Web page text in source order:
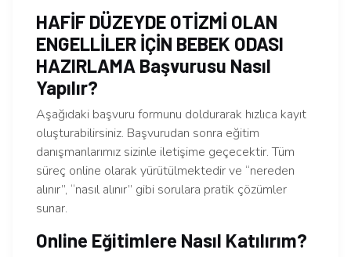
HAFİF DÜZEYDE OTİZMİ OLAN
ENGELLİLER İÇİN BEBEK ODASI
HAZIRLAMA Başvurusu Nasıl
Yapılır?
Aşağıdaki başvuru formunu doldurarak hızlıca kayıt
oluşturabilirsiniz. Başvurudan sonra eğitim
danışmanlarımız sizinle iletişime geçecektir. Tüm
süreç online olarak yürütülmektedir ve “nereden
alınır”, “nasıl alınır” gibi sorulara pratik çözümler
sunar.
Online Eğitimlere Nasıl Katılırım?